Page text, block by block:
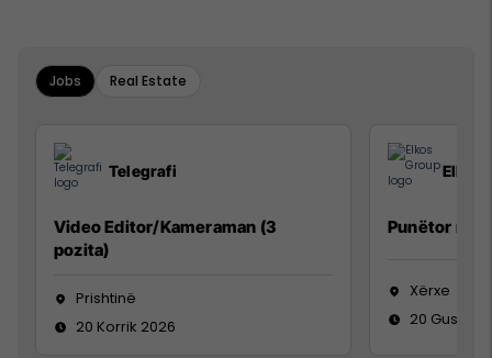
Jobs Real Estate
Telegrafi
Video Editor/Kameraman (3
pozita)
Prishtinë
20 Korrik 2026
Elkos
Punëtor në
Xërxe
20 Gusht